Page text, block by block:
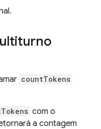
countTokens
com o
a contagem